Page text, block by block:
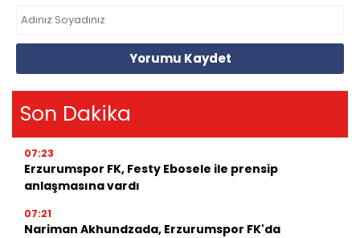
Yorumu Kaydet
Son Dakika
07:23
Erzurumspor FK, Festy Ebosele ile prensip
anlaşmasına vardı
07:21
Nariman Akhundzada, Erzurumspor FK'da